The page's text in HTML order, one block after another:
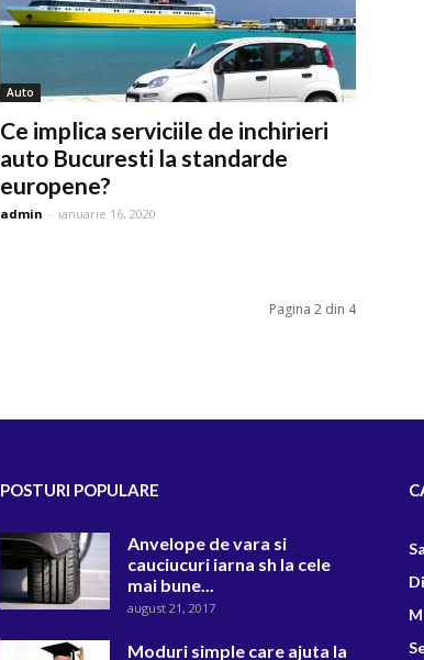
Auto
Ce implica serviciile de inchirieri
auto Bucuresti la standarde
europene?
admin - ianuarie 16, 2020
Pagina 2 din 4
POSTURI POPULARE
Anvelope de vara si
cauciucuri iarna sh la cele
mai bune...
august 21, 2017
Moduri simple care ajuta la